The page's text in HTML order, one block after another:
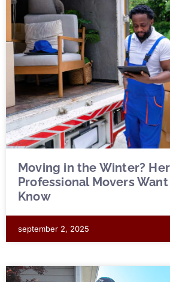
Moving in the Winter?
Professional Movers
Know
september 2, 2025